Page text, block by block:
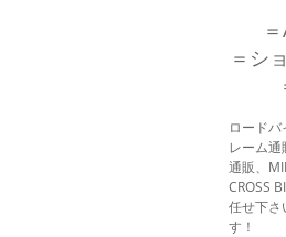
＝シ
ロード
レーム
通販、
CROSS
任せ下さ
す！